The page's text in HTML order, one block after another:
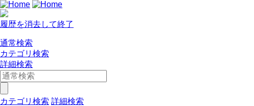
履歴を消去して終了
通常検索
カテゴリ検索
詳細検索
カテゴリ検索 詳細検索